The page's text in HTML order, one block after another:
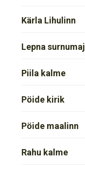
Kärla Lihulinn
Lepna
Piila kalme
Pöide kirik
Pöide maalinn
Rahu kalme